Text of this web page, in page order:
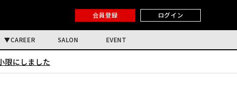
会員登録 ログイン
CAREER SALON EVENT
限にしました